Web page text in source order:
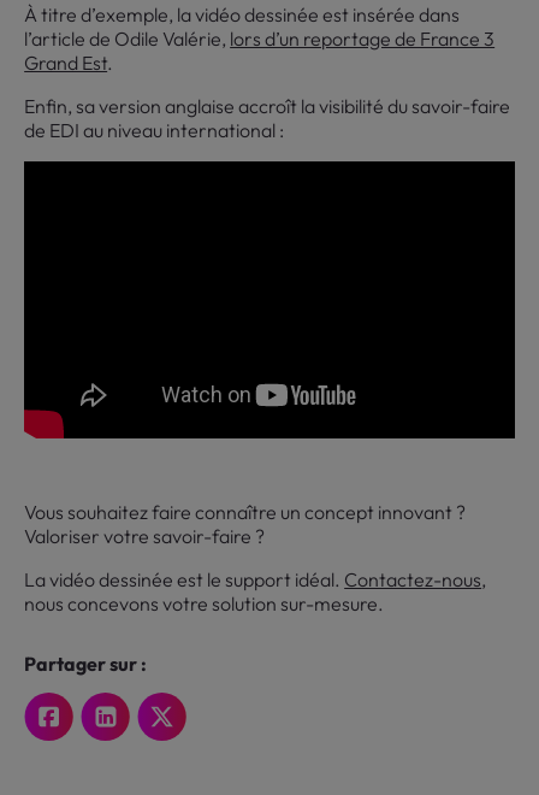
À titre d’exemple, la vidéo dessinée est insérée dans
l’article de Odile Valérie, lors d’un reportage de France 3
Grand Est.
Enfin, sa version anglaise accroît la visibilité du savoir-faire
de EDI au niveau international :
Vous souhaitez faire connaître un concept innovant ?
Valoriser votre savoir-faire ?
La vidéo dessinée est le support idéal. Contactez-nous,
nous concevons votre solution sur-mesure.
Partager sur :